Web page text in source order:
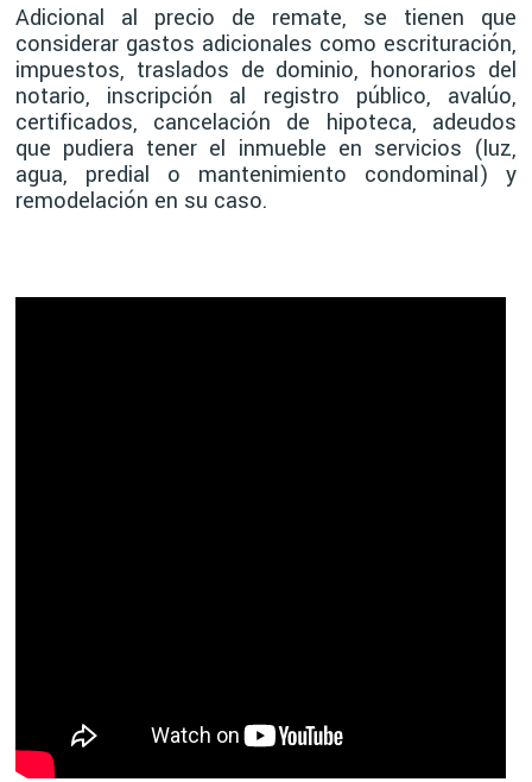
Adicional al precio de remate, se tienen que
considerar gastos adicionales como escrituración,
impuestos, traslados de dominio, honorarios del
notario, inscripción al registro público, avalúo,
certificados, cancelación de hipoteca, adeudos
que pudiera tener el inmueble en servicios (luz,
agua, predial o mantenimiento condominal) y
remodelación en su caso.